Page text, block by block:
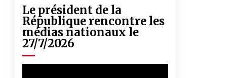
Oum el Gaïla / L’ogresse du M’zab
4 ans ago
5 ans ago
Le président de la
République rencontre les
médias nationaux le
27/7/2026